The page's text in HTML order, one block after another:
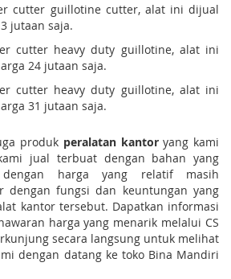
cutter guillotine cutter, alat ini dijual
jutaan saja.
cutter heavy duty guillotine, alat ini
24 jutaan saja.
cutter heavy duty guillotine, alat ini
31 jutaan saja.
produk peralatan kantoryang kami
jual terbuat dengan bahan yang
dengan harga yang relatif masih
dengan fungsi dan keuntungan yang
kantor tersebut. Dapatkan informasi
harga yang menarik melalui CS
secara langsung untuk melihat
dengan datang ke toko Bina Mandiri